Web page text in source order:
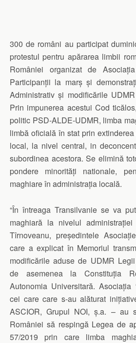
300 de români au participat
protestul pentru apărarea limbii
României organizat de
Participanții la marș și
Administrativ și modificările
Prin impunerea acestui Cod
politic PSD-ALDE-UDMR, limba
limbă oficială în stat prin
local, la nivel central, in
subordinea acestora. Se elimină
pondere minorități nationale,
maghiare în administrația locală.
“În întreaga Transilvanie se va
maghiară la nivelul
Tîrnoveanu, președintele
care a explicat în Memoriul
modificările aduse de UDMR
de asemenea la Constituția
Autonomia Universitară. Asociația
cei care care s-au alăturat
ASCIOR, Grupul NOI, ș.a. – au
României să respingă Legea de
57/2019 prin care limba